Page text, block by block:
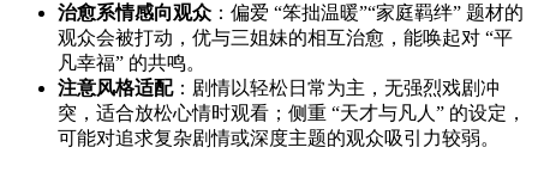
治愈系情感向观众 ：偏爱 “笨拙温暖”“家庭羁绊” 题材的
观众会被打动，优与三姐妹的相互治愈，能唤起对 “平
凡幸福” 的共鸣。
注意风格适配：剧情以轻松日常为主，无强烈戏剧冲
突，适合放松心情时观看；侧重 “天才与凡人” 的设定，
可能对追求复杂剧情或深度主题的观众吸引力较弱。